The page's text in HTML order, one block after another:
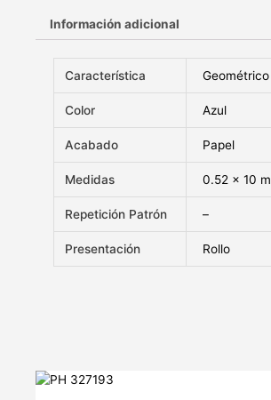
Información adicional
Característica Geométrico
Color Azul
Acabado Papel
Medidas 0.52 x 10 m
Repetición Patrón –
Presentación Rollo